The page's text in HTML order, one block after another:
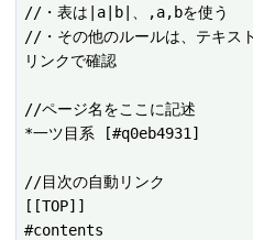
//・表は|a|b|、,a,bを使う
//・その他のルールは、テキス
リンクで確認
//ページ名をここに記述
*一ツ目系 [#q0eb4931]
//目次の自動リンク
[[TOP]]
#contents